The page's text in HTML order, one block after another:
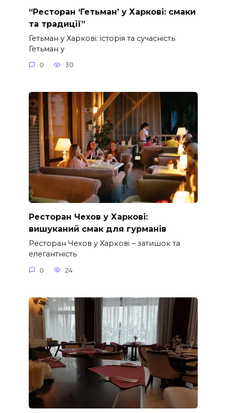
“Ресторан ‘Гетьман’ у Харкові: смаки
та традиції”
Гетьман у Харкові: історія та сучасність
Гетьман у
0 30
Ресторан Чехов у Харкові:
вишуканий смак для гурманів
Ресторан Чехов у Харкові – затишок та
елегантність
0 24